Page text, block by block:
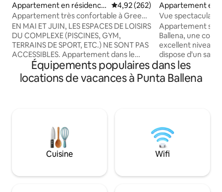
Appartement en résidence
⋅ Punta Ballena
Évaluation moyenne sur la
4,92 (262)
Appartement très confortable à Green
Park
EN MAI ET JUIN, LES ESPACES DE LOISIRS
DU COMPLEXE (PISCINES, GYM,
TERRAINS DE SPORT, ETC.) NE SONT PAS
ACCESSIBLES. Appartement dans le
Green Park Private Club, au sein du
Solanas Vacation Club (Tour L). Entouré
de verdure et à quelques minutes de la
aux activités récréatives de Solanas pour
tous les âges. L'accès au Crystal Lagoon
n'est pas inclus, si vous voulez y aller,
vous pouvez obtenir un laissez-passer
Appartement en
Punta Ballena
Vue
soleil, accès à la
Appartement
Ballena, une
excellent niveau
dispose d'un
principale
chambres, 2
équipée, d'un
pour enfants,
service de plage
été. Service de
sécurité 24h/24.
Équipements populaires dans les
locations de vacances à Punta Ballena
Cuisine Wifi